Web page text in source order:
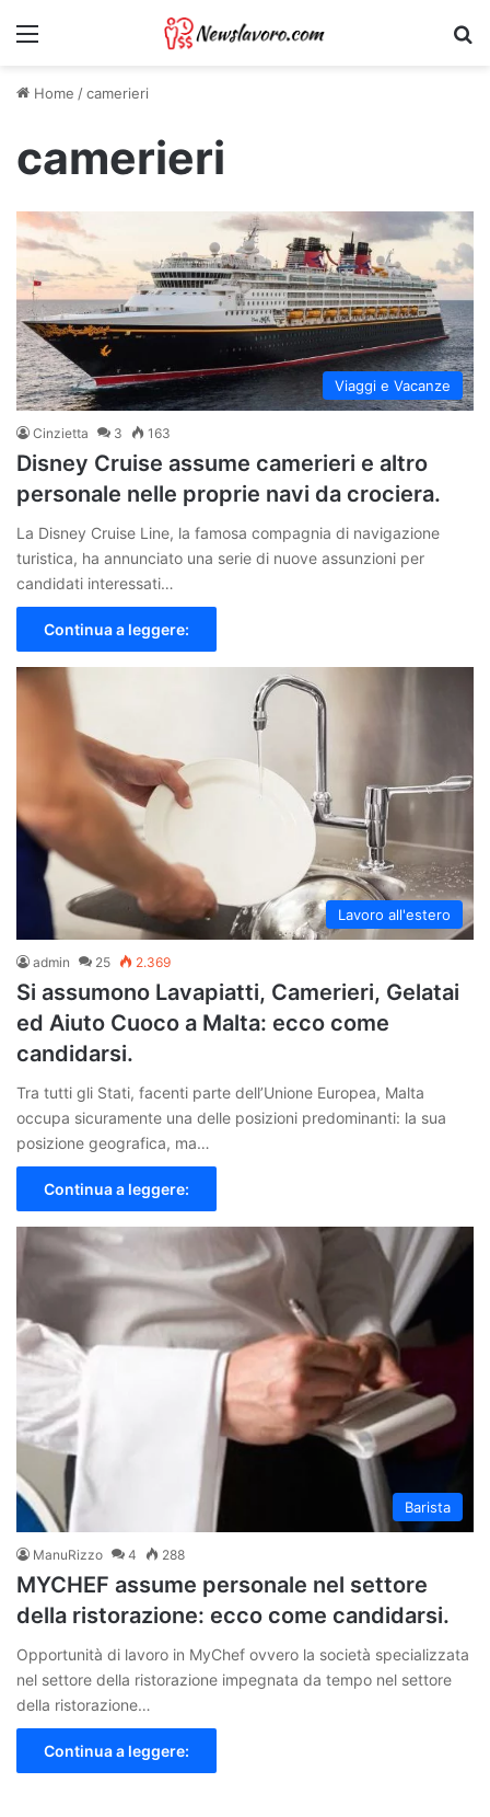
Menu
Home /camerieri
camerieri
Viaggi e Vacanze
Cinzietta 3 163
Disney Cruise assume camerieri e altro
personale nelle proprie navi da crociera.
La Disney Cruise Line, la famosa compagnia di navigazione
turistica, ha annunciato una serie di nuove assunzioni per
candidati interessati…
Continua a leggere:
Lavoro all'estero
admin 25 2.369
Si assumono Lavapiatti, Camerieri, Gelatai
ed Aiuto Cuoco a Malta: ecco come
candidarsi.
Tra tutti gli Stati, facenti parte dell’Unione Europea, Malta
occupa sicuramente una delle posizioni predominanti: la sua
posizione geografica, ma…
Continua a leggere:
Barista
ManuRizzo 4 288
MYCHEF assume personale nel settore
della ristorazione: ecco come candidarsi.
Opportunità di lavoro in MyChef ovvero la società specializzata
nel settore della ristorazione impegnata da tempo nel settore
della ristorazione…
Continua a leggere: